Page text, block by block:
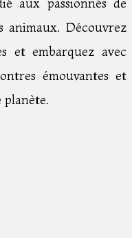
animaux. Découvrez
et embarquez avec
émouvantes et
planète.